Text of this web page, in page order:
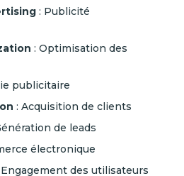
: Publicité
: Optimisation des
publicitaire
: Acquisition de clients
de leads
électronique
Engagement des utilisateurs